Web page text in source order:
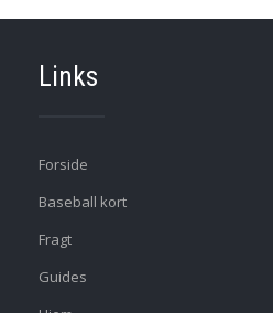
Links
Forside
Baseball kort
Fragt
Guides